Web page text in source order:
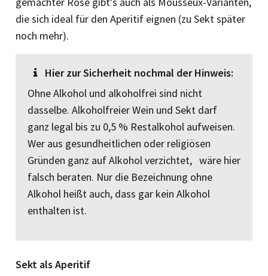
die sich ideal für den Aperitif eignen (zu Sekt später
noch mehr).
Hier zur Sicherheit nochmal der Hinweis:
Ohne Alkohol und alkoholfrei sind nicht
dasselbe. Alkoholfreier Wein und Sekt darf
ganz legal bis zu 0,5 % Restalkohol aufweisen.
Wer aus gesundheitlichen oder religiösen
Gründen ganz auf Alkohol verzichtet, wäre hier
falsch beraten. Nur die Bezeichnung ohne
Alkohol heißt auch, dass gar kein Alkohol
enthalten ist.
Sekt als Aperitif